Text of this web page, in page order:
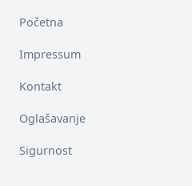
Početna
Impressum
Kontakt
Oglašavanje
Sigurnost